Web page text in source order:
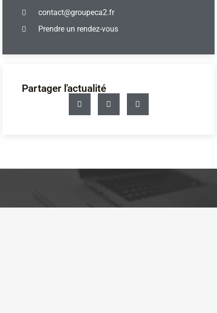
contact@groupeca2.fr
Prendre un rendez-vous
Partager l'actualité